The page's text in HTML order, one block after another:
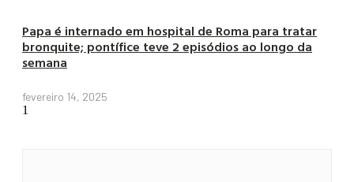
Papa é internado em hospital de Roma para tratar
bronquite; pontífice teve 2 episódios ao longo da
semana
fevereiro 14, 2025